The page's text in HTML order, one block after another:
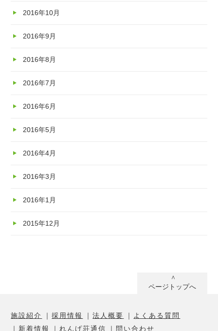
2016年10月
2016年9月
2016年8月
2016年7月
2016年6月
2016年5月
2016年4月
2016年3月
2016年1月
2015年12月
ページトップへ
施設紹介 採用情報 法人概要
よくある質問
新着情報
れんげ荘通信 問い合わせ